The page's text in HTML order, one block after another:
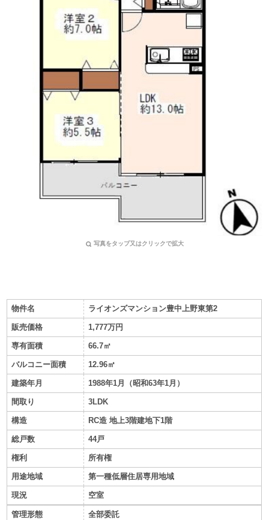
写真をタップ又はクリックで拡大
物件名 ライオンズマンション豊中上野東第2
販売価格 1,777万円
専有面積 66.7㎡
バルコニー面積 12.96㎡
建築年月 1988年1月（昭和63年1月）
間取り 3LDK
構造 RC造 地上3階建地下1階
総戸数 44戸
権利 所有権
用途地域 第一種低層住居専用地域
現況 空室
管理形態 全部委託